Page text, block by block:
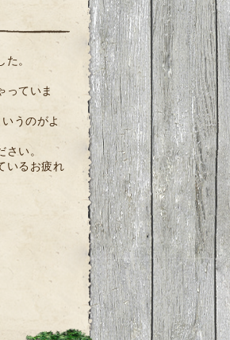
。
っていま
うのがよ
い。
いるお疲れ